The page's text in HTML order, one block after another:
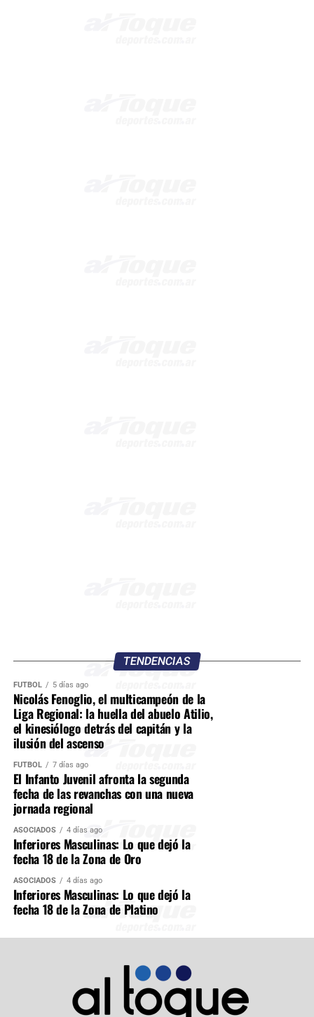
TENDENCIAS
FÚTBOL 5 días ago
Nicolás Fenoglio, el multicampeón de la
Liga Regional: la huella del abuelo Atilio,
el kinesiólogo detrás del capitán y la
ilusión del ascenso
FÚTBOL 7 días ago
El Infanto Juvenil afronta la segunda
fecha de las revanchas con una nueva
jornada regional
ASOCIADOS 4 días ago
Inferiores Masculinas: Lo que dejó la
fecha 18 de la Zona de Oro
ASOCIADOS 4 días ago
Inferiores Masculinas: Lo que dejó la
fecha 18 de la Zona de Platino